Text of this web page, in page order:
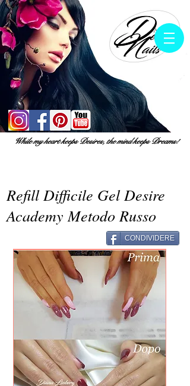
While my heart keeps Desires, the mind keeps Dreams!
Refill Difficile Gel Desire
Academy Metodo Russo
CONDIVIDERE